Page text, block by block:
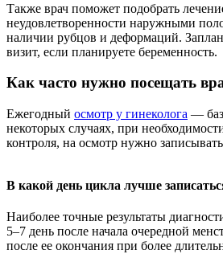
Также врач поможет подобрать
неудовлетворенности наружными
наличии рубцов и деформаций.
визит, если планируете беременность.
Как часто нужно посещать
Ежегодный осмотр у гинеколога —
некоторых случаях, при
контроля, на осмотр нужно
В какой день цикла лучше
Наиболее точные результаты
5–7 день после начала очередной
после ее окончания при более